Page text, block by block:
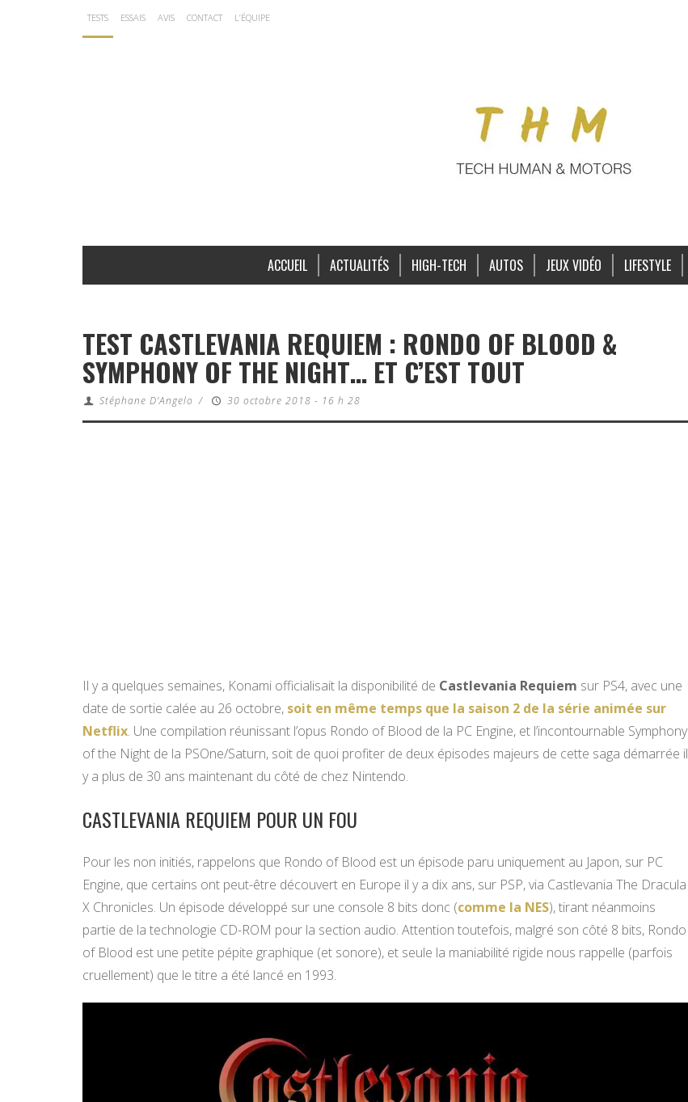
TESTS ESSAIS AVIS CONTACT L’ÉQUIPE
ACCUEIL ACTUALITÉS HIGH-TECH AUTOS JEUX VIDÉO LIFESTYLE
TEST CASTLEVANIA REQUIEM : RONDO OF BLOOD &
SYMPHONY OF THE NIGHT… ET C’EST TOUT
Stéphane D'Angelo / 30 octobre 2018 - 16 h 28
Il y a quelques semaines, Konami officialisait la disponibilité de Castlevania Requiem sur PS4, avec une
date de sortie calée au 26 octobre, soit en même temps que la saison 2 de la série animée sur
Netflix. Une compilation réunissant l’opus Rondo of Blood de la PC Engine, et l’incontournable Symphony
of the Night de la PSOne/Saturn, soit de quoi profiter de deux épisodes majeurs de cette saga démarrée il
y a plus de 30 ans maintenant du côté de chez Nintendo.
CASTLEVANIA REQUIEM POUR UN FOU
Pour les non initiés, rappelons que Rondo of Blood est un épisode paru uniquement au Japon, sur PC
Engine, que certains ont peut-être découvert en Europe il y a dix ans, sur PSP, via Castlevania The Dracula
X Chronicles. Un épisode développé sur une console 8 bits donc (comme la NES), tirant néanmoins
partie de la technologie CD-ROM pour la section audio. Attention toutefois, malgré son côté 8 bits, Rondo
of Blood est une petite pépite graphique (et sonore), et seule la maniabilité rigide nous rappelle (parfois
cruellement) que le titre a été lancé en 1993.